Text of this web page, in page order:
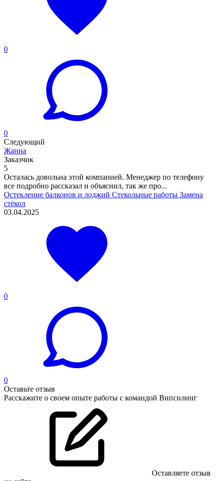
0
0
Следующий
Жанна
Заказчик
5
Осталась довольна этой компанией. Менеджер по телефону
все подробно рассказал и объяснил, так же про...
Остекление балконов и лоджий Стекольные работы Замена
стёкол
03.04.2025
0
0
Оставьте отзыв
Расскажите о своем опыте работы с командой Випсилинг
Оставляете отзыв